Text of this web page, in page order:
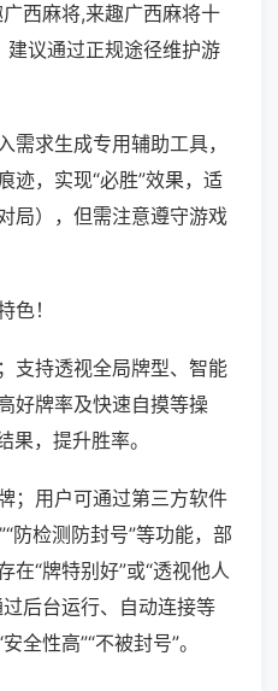
西麻将,来趣广西麻将十
议通过正规途径维护游
需求生成专用辅助工具，
迹，实现“必胜”效果，适
局），但需注意遵守游戏
色！
支持透视全局牌型、智能
好牌率及快速自摸等操
果，提升胜率。
；用户可通过第三方软件
防检测防封号”等功能，部
在“牌特别好”或“透视他人
后台运行、自动连接等
全性高”“不被封号”。